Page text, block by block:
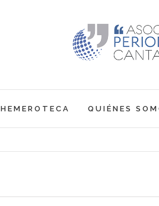
HEMEROTECA QUIÉNES